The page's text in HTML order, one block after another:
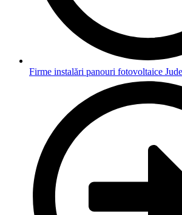
Firme instalări panouri fotovoltaice